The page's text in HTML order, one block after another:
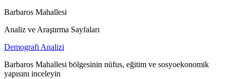
Barbaros Mahallesi
Analiz ve Araştırma Sayfaları
Demografi Analizi
Barbaros Mahallesi bölgesinin nüfus, eğitim ve sosyoekonomik
yapısını inceleyin